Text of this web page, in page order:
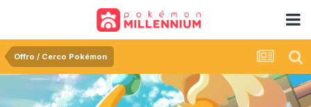
Offro / Cerco Pokémon